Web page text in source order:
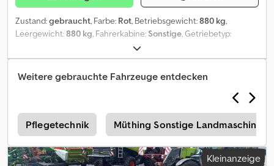
Zustand:gebraucht, Farbe: Rot, Betriebsgewicht:880 kg,
Leergewicht:880 kg, Fahrerkabine:Sonstige, Getriebetyp:
keine, Federung:
Arbeitsbreite:2.200 mm, Grundfarbe: rot Extras in der
Ausstattung Schnellwechseleinrichtung Dcjdpfx Ahsxlrx Hecjk
Aufbautyp: Dücker FKM 2200 Kehrmaschine aus Baujahr 2014,
hydraulischer Seitenbesen, Schmutzaufsammelwanne ca. 370 L,
Wassersprüheinrichtung mit Elektropumpe 12 V., Wassertank 200
L, Bleuchtungseinrichtung mit Warntafeln, Aufnahme für Radlader
Kramer 8115, sehr gepflegter und einsatzbereiter Zustand.
Weitere gebrauchte Fahrzeuge entdecken
Pflegetechnik Müthing Sonstige Landmaschinen
Kleinanzeige